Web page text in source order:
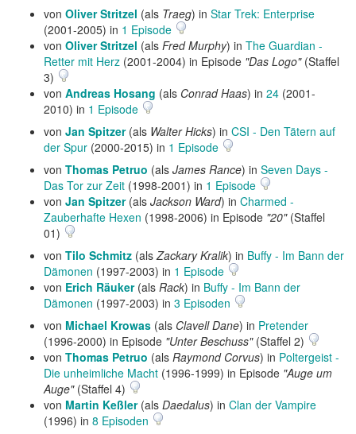
von Oliver Stritzel (als Traeg) in Star Trek: Enterprise
(2001-2005) in 1 Episode
von Oliver Stritzel (als Fred Murphy) in The Guardian -
Retter mit Herz (2001-2004) in Episode "Das Logo"(Staffel
3)
von Andreas Hosang (als Conrad Haas) in 24 (2001-
2010) in 1 Episode
von Jan Spitzer(als Walter Hicks) in CSI - Den Tätern auf
der Spur (2000-2015) in 1 Episode
von Thomas Petruo (als James Rance) in Seven Days -
Das Tor zur Zeit (1998-2001) in 1 Episode
von Jan Spitzer(als Jackson Ward) in Charmed -
Zauberhafte Hexen (1998-2006) in Episode "20"(Staffel
01)
von Tilo Schmitz (alsZackary Kralik) in Buffy - Im Bann der
Dämonen (1997-2003) in 1 Episode
von Erich Räuker(als Rack) in Buffy - Im Bann der
Dämonen (1997-2003) in 3 Episoden
von Michael Krowas (als Clavell Dane) in Pretender
(1996-2000) in Episode "Unter Beschuss"(Staffel 2)
von Thomas Petruo (als Raymond Corvus) in Poltergeist -
Die unheimliche Macht (1996-1999) in Episode "Auge um
Auge"(Staffel 4)
von Martin Keßler(als Daedalus) in Clan der Vampire
(1996) in 8 Episoden